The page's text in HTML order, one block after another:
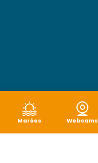
Marées Webcams